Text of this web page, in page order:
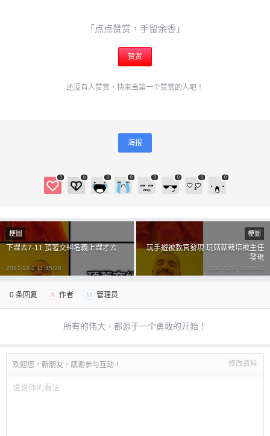
「点点赞赏，手留余香」
赞赏
还没有人赞赏，快来当第一个赞赏的人吧！
海报
0 0 0 0 0 0 0 0
梗圖
下課去7-11 頂著交糾名義上課才去
2017-12-2 11:45:20
梗圖
玩手遊被教官發現 玩菇菇栽培被主任
發現
2017-12-2 13:46:42
0 条回复 A 作者 M 管理员
所有的伟大，都源于一个勇敢的开始！
欢迎您，新朋友，感谢参与互动！ 修改资料